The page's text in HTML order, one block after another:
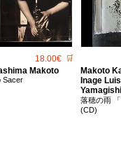
18.00€ 🛒
Makoto
Sacer
Makoto
Inage
落穂の雨
(CD)